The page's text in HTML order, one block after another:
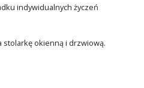
indywidualnych życzeń
stolarkę okienną i drzwiową.